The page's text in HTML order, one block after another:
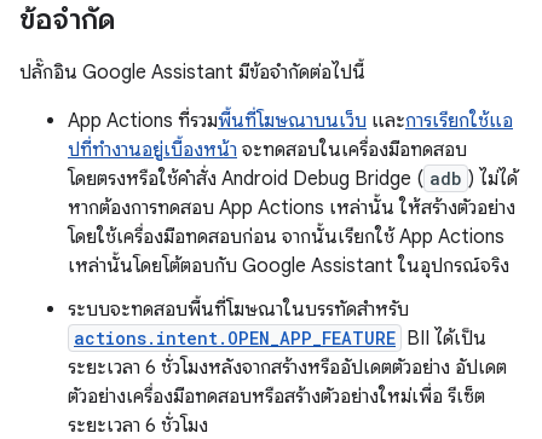
ข้อจำกัด
ปลั๊กอิน Google Assistant มีข้อจำกัดต่อไปนี้
App Actions ที่รวมพื้นที่โฆษณาบนเว็บ และการเรียกใช้แอ
ปที่ทำงานอยู่เบื้องหน้า จะทดสอบในเครื่องมือทดสอบ
โดยตรงหรือใช้คำสั่ง Android Debug Bridge ( adb ) ไม่ได้
หากต้องการทดสอบ App Actions เหล่านั้น ให้สร้างตัวอย่าง
โดยใช้เครื่องมือทดสอบก่อน จากนั้นเรียกใช้ App Actions
เหล่านั้นโดยโต้ตอบกับ Google Assistant ในอุปกรณ์จริง
ระบบจะทดสอบพื้นที่โฆษณาในบรรทัดสำหรับ
actions.intent.OPEN_APP_FEATURE BII ได้เป็น
ระยะเวลา 6 ชั่วโมงหลังจากสร้างหรืออัปเดตตัวอย่าง อัปเดต
ตัวอย่างเครื่องมือทดสอบหรือสร้างตัวอย่างใหม่เพื่อ รีเซ็ต
ระยะเวลา 6 ชั่วโมง